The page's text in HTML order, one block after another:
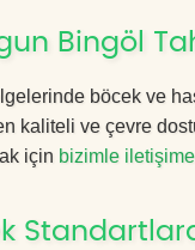
Bingöl
böcek ve
kaliteli ve çevre
için bizimle